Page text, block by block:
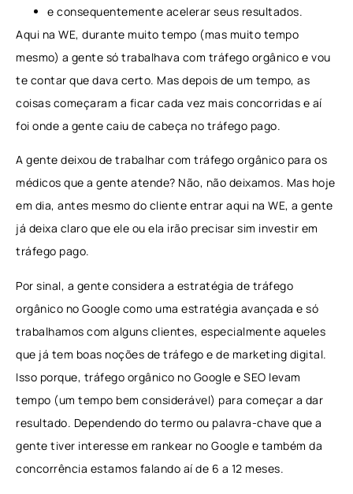
e consequentemente acelerar seus resultados.
Aqui na WE, durante muito tempo (mas muito tempo
mesmo) a gente só trabalhava com tráfego orgânico e vou
te contar que dava certo. Mas depois de um tempo, as
coisas começaram a ficar cada vez mais concorridas e aí
foi onde a gente caiu de cabeça no tráfego pago.
A gente deixou de trabalhar com tráfego orgânico para os
médicos que a gente atende? Não, não deixamos. Mas hoje
em dia, antes mesmo do cliente entrar aqui na WE, a gente
já deixa claro que ele ou ela irão precisar sim investir em
tráfego pago.
Por sinal, a gente considera a estratégia de tráfego
orgânico no Google como uma estratégia avançada e só
trabalhamos com alguns clientes, especialmente aqueles
que já tem boas noções de tráfego e de marketing digital.
Isso porque, tráfego orgânico no Google e SEO levam
tempo (um tempo bem considerável) para começar a dar
resultado. Dependendo do termo ou palavra-chave que a
gente tiver interesse em rankear no Google e também da
concorrência estamos falando aí de 6 a 12 meses.